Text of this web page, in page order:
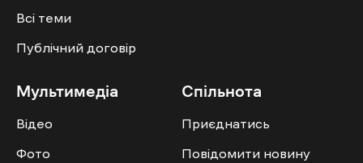
Всі теми
Публічний договір
Мультимедіа
Відео
Фото
Спільнота
Приєднатись
Повідомити новину